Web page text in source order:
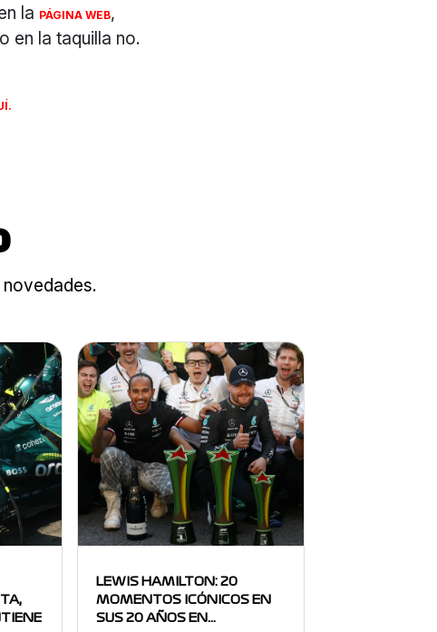
la PÁGINA WEB,
en la taquilla no.
LEWIS HAMILTON: 20
MOMENTOS ICÓNICOS EN
SUS 20 AÑOS EN…